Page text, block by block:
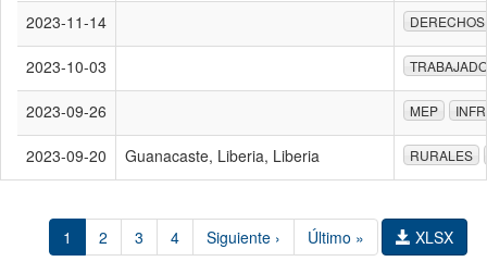
2023-11-14
2023-10-03
2023-09-26 MEP
2023-09-20 Guanacaste, Liberia, Liberia RURALES
1 2 3 4 Siguiente › Último » XLSX